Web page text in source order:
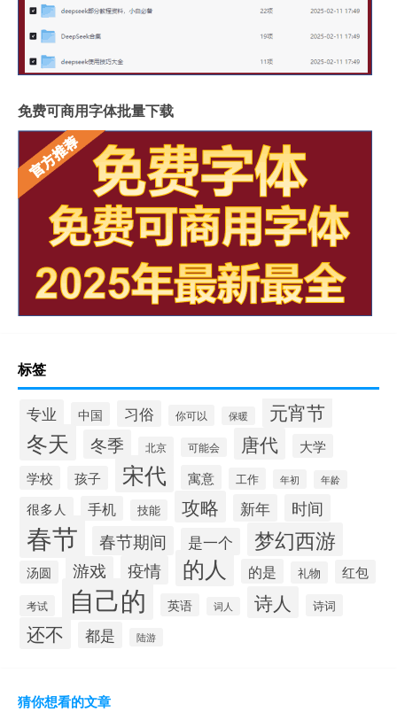
免费可商用字体批量下载
标签
专业 中国 习俗 你可以 保暖 元宵节
冬天 冬季 北京 可能会 唐代
大学
学校
孩子 宋代 寓意 工作 年初 年龄
很多人 手机 技能 攻略 新年 时间
春节 春节期间 是一个 梦幻西游
汤圆 游戏 疫情 的人 的是 礼物 红包
考试 自己的 英语 词人 诗人 诗词
还不 都是 陆游
猜你想看的文章